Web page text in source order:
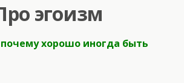
эгоизм
хорошо иногда быть